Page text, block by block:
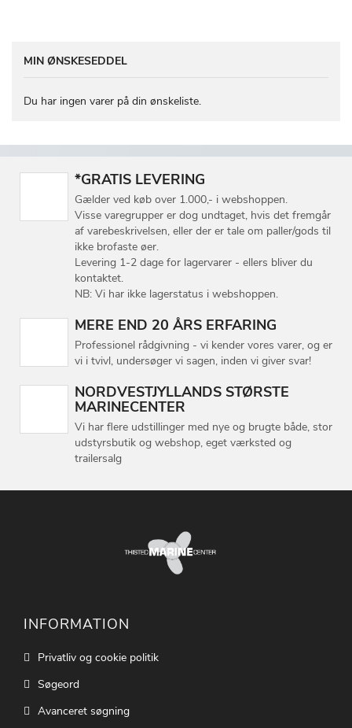
MIN ØNSKESEDDEL
Du har ingen varer på din ønskeliste.
*GRATIS LEVERING
Gælder ved køb over 1.000,- i webshoppen.
Visse varegrupper er dog undtaget, hvis det fremgår
af varebeskrivelsen, eller der er tale om paller/gods til
ikke brofaste øer.
Levering 1-2 dage for lagervarer - ellers bliver du
kontaktet.
NB: Vi har ikke lagerstatus i webshoppen.
MERE END 20 ÅRS ERFARING
Professionel rådgivning - vi kender vores varer, og er
vi i tvivl, undersøger vi sagen, inden vi giver svar!
NORDVESTJYLLANDS STØRSTE
MARINECENTER
Vi har flere udstillinger med nye og brugte både, stor
udstyrsbutik og webshop, eget værksted og
trailersalg
INFORMATION
Privatliv og cookie politik
Søgeord
Avanceret søgning